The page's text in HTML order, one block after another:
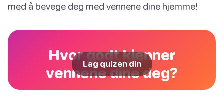
med å bevege deg med vennene dine hjemme!
Hvor godt kjenner
vennene dine deg?
Lag quizen din